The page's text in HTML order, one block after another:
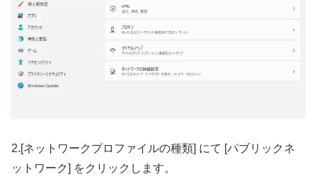
2.[ネットワークプロファイルの種類] にて [パブリックネ
ットワーク] をクリックします。